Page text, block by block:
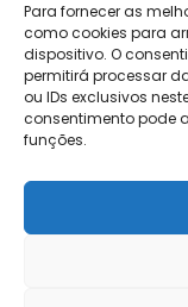
Para fornecer as
como cookies para
dispositivo. O
permitirá processar
ou IDs exclusivos
consentimento pode
funções.
Contato
Salarial